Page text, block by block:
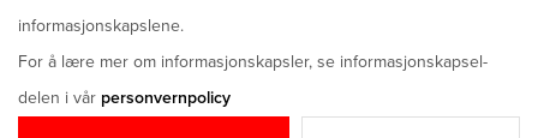
informasjonskapslene.
For å lære mer om informasjonskapsler, se informasjonskapsel-
delen i vår personvernpolicy